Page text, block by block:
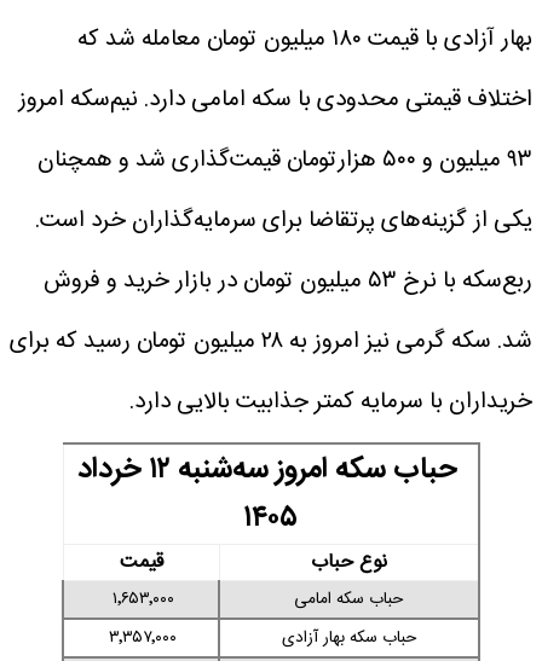
بهار آزادی با قیمت ۱۸۰ میلیون تومان معامله شد که
اختلاف قیمتی محدودی با سکه امامی دارد. نیم‌سکه امروز
۹۳ میلیون و ۵۰۰ هزارتومان قیمت‌گذاری شد و همچنان
یکی از گزینه‌های پرتقاضا برای سرمایه‌گذاران خرد است.
ربع‌سکه با نرخ ۵۳ میلیون تومان در بازار خرید و فروش
شد. سکه گرمی نیز امروز به ۲۸ میلیون تومان رسید که برای
خریداران با سرمایه کمتر جذابیت بالایی دارد.
حباب سکه امروز سه‌شنبه ۱۲ خرداد
۱۴۰۵
نوع حباب قیمت
حباب سکه امامی
۱٬۶۵۳٬۰۰۰
حباب سکه بهار آزادی
۳٬۳۵۷٬۰۰۰